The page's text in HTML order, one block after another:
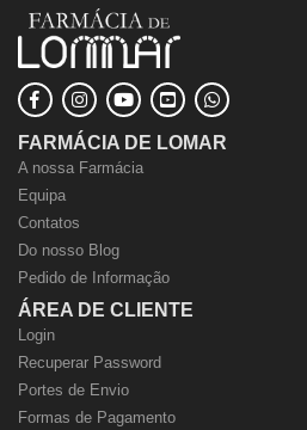
FARMÁCIA DE LOMAR
A nossa Farmácia
Equipa
Contatos
Do nosso Blog
Pedido de Informação
ÁREA DE CLIENTE
Login
Recuperar Password
Portes de Envio
Formas de Pagamento